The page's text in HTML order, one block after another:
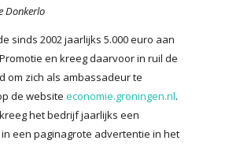
Donkerlo
sinds 2002 jaarlijks 5.000 euro aan
en kreeg daarvoor in ruil de
om zich als ambassadeur te
de website economie.groningen.nl.
het bedrijf jaarlijks een
een paginagrote advertentie in het